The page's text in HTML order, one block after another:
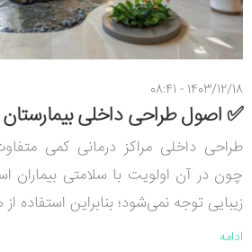
1403/12/18 - 08:41
✅ اصول طراحی داخلی بیمارستان
طراحی داخلی مراکز درمانی کمی
چون در آن اولویت با سلامتی
زیبایی توجه نمی‌شود؛ بنابراین استفاده
ادامه